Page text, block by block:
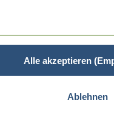
Alle akzeptieren
Ablehnen